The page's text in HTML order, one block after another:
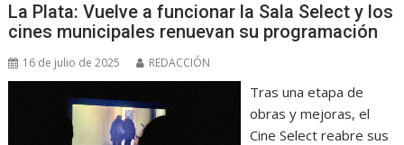
La Plata: Vuelve a funcionar la Sala Select y los
cines municipales renuevan su programación
16 de julio de 2025 REDACCIÓN
Tras una etapa de
obras y mejoras, el
Cine Select reabre sus